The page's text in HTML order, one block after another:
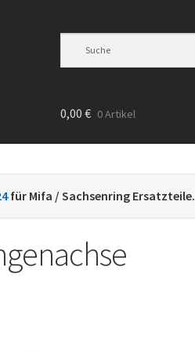
0,00 € 0 Artikel
für Mifa / Sachsenring Ersatzteile.